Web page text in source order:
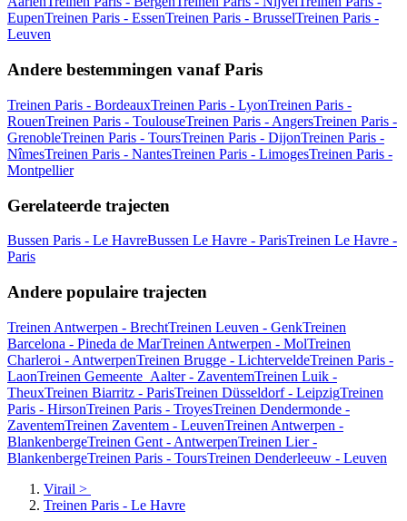
EupenTreinen Paris - EssenTreinen Paris - BrusselTreinen Paris -
Leuven
Andere bestemmingen vanaf Paris
Treinen Paris - BordeauxTreinen Paris - LyonTreinen Paris -
RouenTreinen Paris - ToulouseTreinen Paris - AngersTreinen Paris -
GrenobleTreinen Paris - ToursTreinen Paris - DijonTreinen Paris -
NîmesTreinen Paris - NantesTreinen Paris - LimogesTreinen Paris -
Montpellier
Gerelateerde trajecten
Bussen Paris - Le HavreBussen Le Havre - ParisTreinen Le Havre -
Paris
Andere populaire trajecten
Treinen Antwerpen - BrechtTreinen Leuven - GenkTreinen
Barcelona - Pineda de MarTreinen Antwerpen - MolTreinen
Charleroi - AntwerpenTreinen Brugge - LichterveldeTreinen Paris -
LaonTreinen Gemeente_Aalter - ZaventemTreinen Luik -
TheuxTreinen Biarritz - ParisTreinen Düsseldorf - LeipzigTreinen
Paris - HirsonTreinen Paris - TroyesTreinen Dendermonde -
ZaventemTreinen Zaventem - LeuvenTreinen Antwerpen -
BlankenbergeTreinen Gent - AntwerpenTreinen Lier -
BlankenbergeTreinen Paris - ToursTreinen Denderleeuw - Leuven
Virail >
Treinen Paris - Le Havre